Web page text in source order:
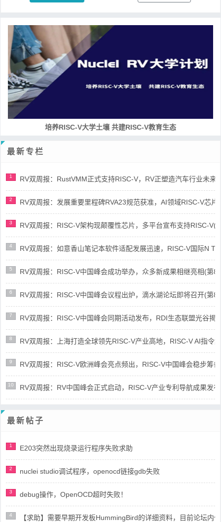
培养RISC-V大学土壤 共建RISC-V教育生态
最新专栏
1 RV双周报：RustVMM正式支持RISC-V，RV正塑造汽车行业未来
2 RV双周报：发展重要里程碑RVA23规范获准，AI领域RISC-V芯
3 RV双周报：RISC-V架构现颠覆性芯片，多平台宣布支持RISC-V(
4 RV双周报：如意香山笔记本软件适配发展迅速，RISC-V国际N
5 RV双周报：RISC-V中国峰会成功举办，众多新成果相继亮相(第
6 RV双周报：RISC-V中国峰会议程出炉，滴水湖论坛即将召开(第
7 RV双周报：RISC-V中国峰会同期活动发布，RDI生态联盟光谷揭
8 RV双周报：上海打造全球领先RISC-V产业高地，RISC-V AI指令
9 RV双周报：RISC-V欧洲峰会亮点频出，RISC-V中国峰会稳步筹
10 RV双周报：RV中国峰会正式启动，RISC-V产业专利导航成果发
最新帖子
1 E203突然出现烧录运行程序失败求助
2 nuclei studio调试程序，openocd链接gdb失败
3 debug操作，OpenOCD超时失败！
4 【求助】需要早期开发板HummingBird的详细资料，目前论坛内